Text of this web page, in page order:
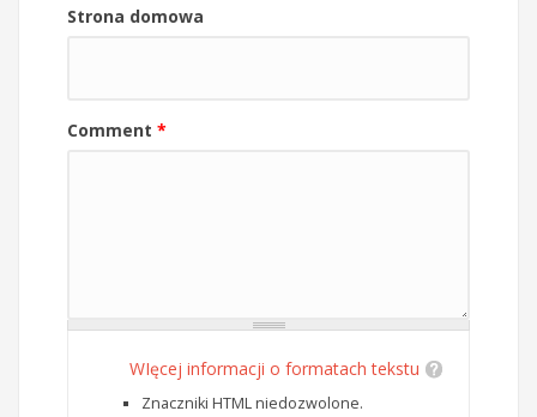
Strona domowa
Comment *
WIęcej informacji o formatach tekstu
Znaczniki HTML niedozwolone.